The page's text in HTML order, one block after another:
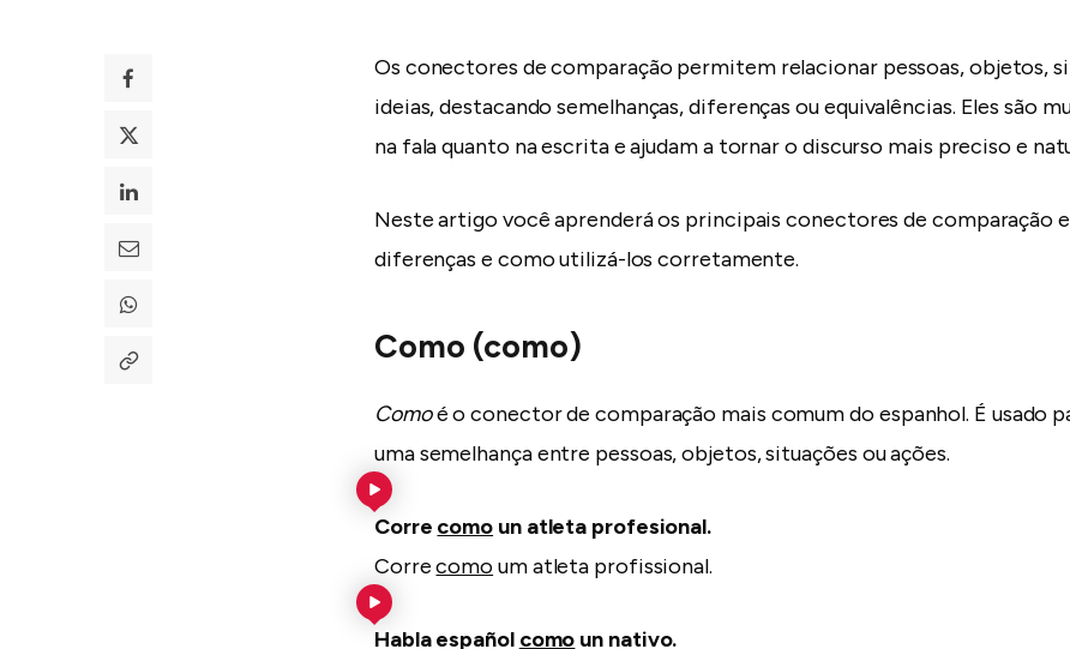
Os conectores de comparação permitem relacionar pessoas, objetos,
ideias, destacando semelhanças, diferenças ou equivalências. Eles são
na fala quanto na escrita e ajudam a tornar o discurso mais preciso e
Neste artigo você aprenderá os principais conectores de comparação
diferenças e como utilizá-los corretamente.
Como (como)
Comoé o conector de comparação mais comum do espanhol. É usado
uma semelhança entre pessoas, objetos, situações ou ações.
Corre como un atleta profesional.
Correcomoum atleta profissional.
Habla español como un nativo.